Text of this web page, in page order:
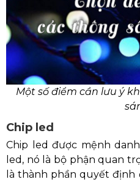
Một số điểm cần lưu ý
Chip led
Chip led được mệnh
led, nó là bộ phận quan
là thành phần quyết